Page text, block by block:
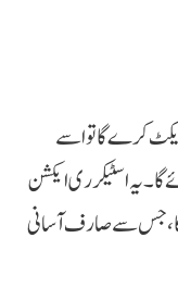
کرے گا تو اسے
یہ اسٹیکر ری ایکشن
گا، جس سے صارف آسانی